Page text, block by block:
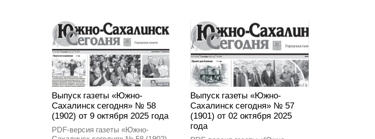
Выпуск газеты «Южно-
Сахалинск сегодня» № 58
(1902) от 9 октября 2025 года
PDF-версия газеты «Южно-
Выпуск газеты «Южно-
Сахалинск сегодня» № 57
(1901) от 02 октября 2025
года